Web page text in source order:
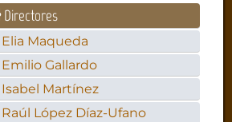
Directores
Elia Maqueda
Emilio Gallardo
Isabel Martínez
Raúl López Díaz-Ufano